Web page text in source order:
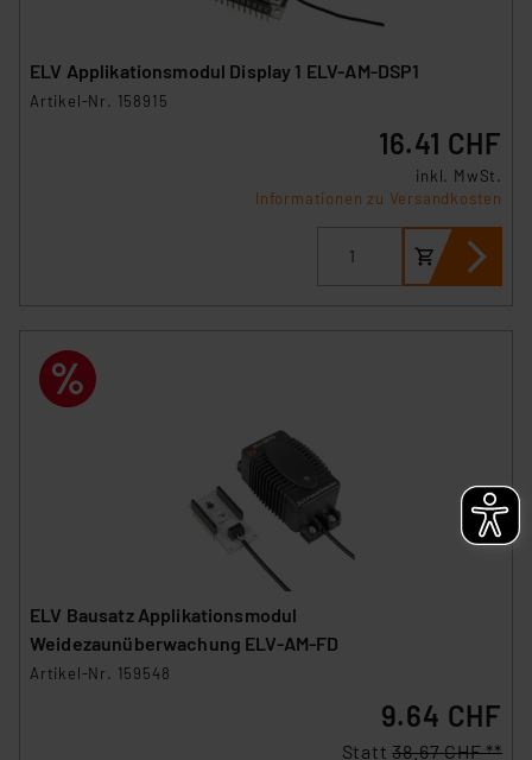
ELV Applikationsmodul Display 1 ELV-AM-DSP1
Artikel-Nr. 158915
16.41 CHF
inkl. MwSt.
Informationen zu Versandkosten
ELV Bausatz Applikationsmodul
Weidezaunüberwachung ELV-AM-FD
Artikel-Nr. 159548
9.64 CHF
Statt38.67 CHF **